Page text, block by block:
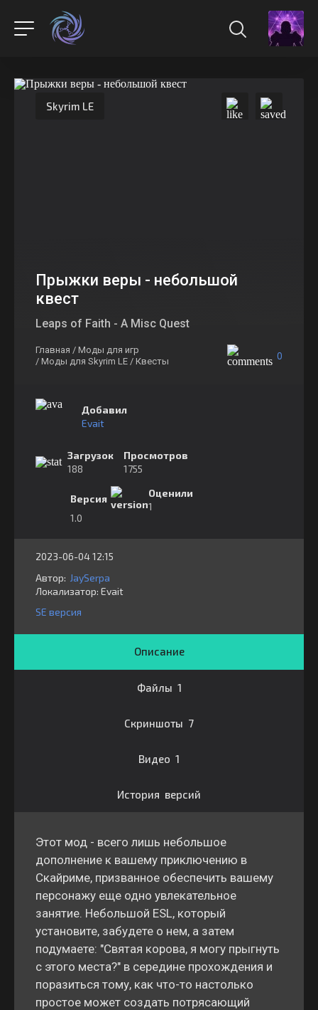
Skyrim LE
Прыжки веры - небольшой
квест
Leaps of Faith - A Misc Quest
Главная / Моды для игр
/ Моды для Skyrim LE / Квесты 0
Добавил
Evait
Загрузок
188
Просмотров
1755
Версия
1.0
Оценили
1
2023-06-04 12:15
Автор: JaySerpa
Локализатор: ⁣⁣⁣Evait
SE версия
Описание
Файлы 1
Скриншоты 7
Видео 1
История версий
Этот мод - всего лишь небольшое
дополнение к вашему приключению в
Скайриме, призванное обеспечить вашему
персонажу еще одно увлекательное
занятие. Небольшой ESL, который
установите, забудете о нем, а затем
подумаете: "Святая корова, я могу прыгнуть
с этого места?" в середине прохождения и
поразиться тому, как что-то настолько
простое может создать потрясающий